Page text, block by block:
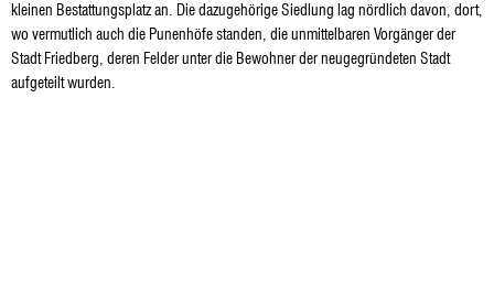
kleinen Bestattungsplatz an. Die dazugehörige Siedlung lag nördlich davon, dort,
wo vermutlich auch die Punenhöfe standen, die unmittelbaren Vorgänger der
Stadt Friedberg, deren Felder unter die Bewohner der neugegründeten Stadt
aufgeteilt wurden.